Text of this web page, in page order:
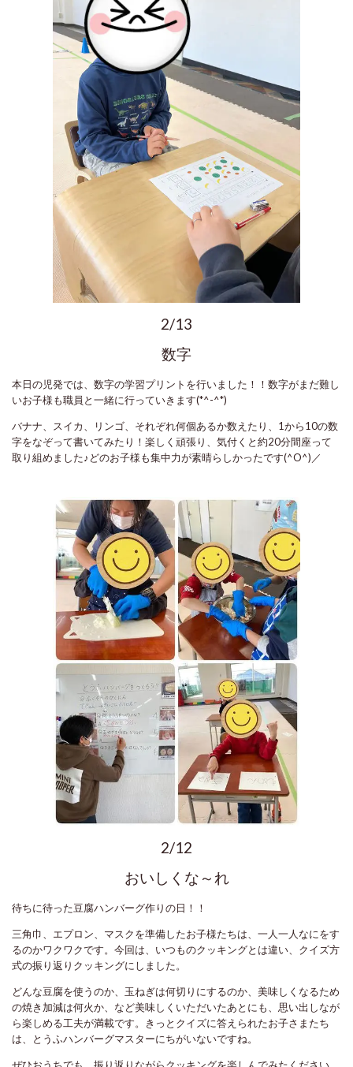
2/13
数字
本日の児発では、数字の学習プリントを行いました！！数字がまだ難し
いお子様も職員と一緒に行っていきます(*^-^*)
バナナ、スイカ、リンゴ、それぞれ何個あるか数えたり、1から10の数
字をなぞって書いてみたり！楽しく頑張り、気付くと約20分間座って
取り組めました♪どのお子様も集中力が素晴らしかったです(^O^)／
2/12
おいしくな～れ
待ちに待った豆腐ハンバーグ作りの日！！
三角巾、エプロン、マスクを準備したお子様たちは、一人一人なにをす
るのかワクワクです。今回は、いつものクッキングとは違い、クイズ方
式の振り返りクッキングにしました。
どんな豆腐を使うのか、玉ねぎは何切りにするのか、美味しくなるため
の焼き加減は何火か、など美味しくいただいたあとにも、思い出しなが
ら楽しめる工夫が満載です。きっとクイズに答えられたお子さまたち
は、とうふハンバーグマスターにちがいないですね。
ぜひおうちでも、振り返りながらクッキングを楽しんでみたください